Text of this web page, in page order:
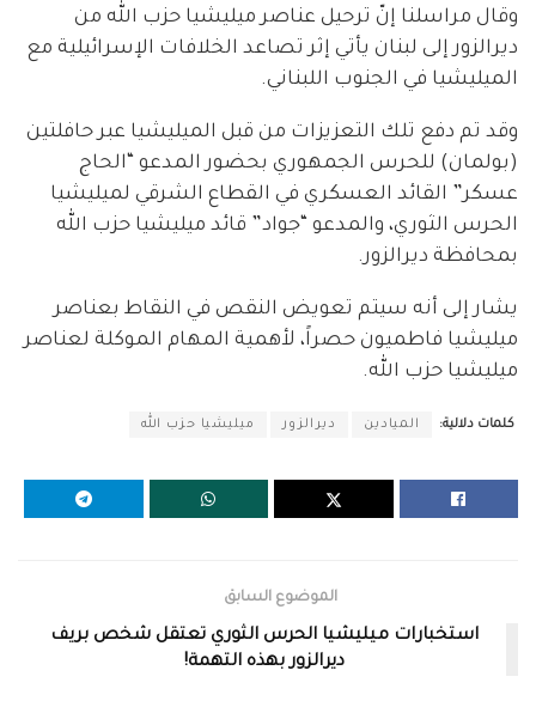
وقال مراسلنا إنّ ترحيل عناصر ميليشيا حزب الله من
ديرالزور إلى لبنان يأتي إثر تصاعد الخلافات الإسرائيلية مع
الميليشيا في الجنوب اللبناني.
وقد تم دفع تلك التعزيزات من قبل الميليشيا عبر حافلتين
(بولمان) للحرس الجمهوري بحضور المدعو “الحاج
عسكر” القائد العسكري في القطاع الشرقي لميليشيا
الحرس الثوري، والمدعو “جواد” قائد ميليشيا حزب الله
بمحافظة ديرالزور.
يشار إلى أنه سيتم تعويض النقص في النقاط بعناصر
ميليشيا فاطميون حصراً، لأهمية المهام الموكلة لعناصر
ميليشيا حزب الله.
كلمات دلالية: الميادين ديرالزور ميليشيا حزب الله
الموضوع السابق
استخبارات ميليشيا الحرس الثوري تعتقل شخص بريف
ديرالزور بهذه التهمة!